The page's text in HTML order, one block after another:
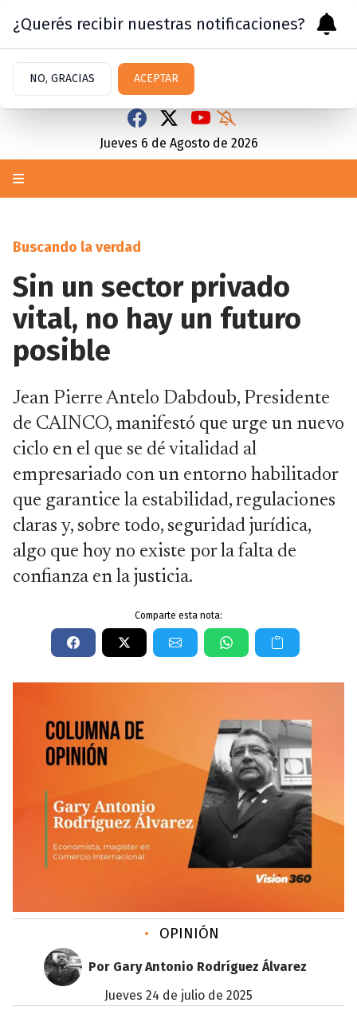
Jueves 6 de Agosto de 2026
Buscando la verdad
Sin un sector privado
vital, no hay un futuro
posible
Jean Pierre Antelo Dabdoub, Presidente
de CAINCO, manifestó que urge un nuevo
ciclo en el que se dé vitalidad al
empresariado con un entorno habilitador
que garantice la estabilidad, regulaciones
claras y, sobre todo, seguridad jurídica,
algo que hoy no existe por la falta de
confianza en la justicia.
Comparte esta nota:
• OPINIÓN
Por Gary Antonio Rodríguez Álvarez
jueves 24 de julio de 2025
¿Querés recibir nuestras notificaciones?
NO, GRACIAS ACEPTAR